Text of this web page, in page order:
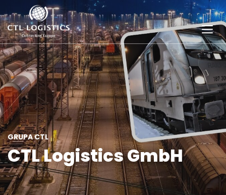
GRUPA CTL
CTL Logistics GmbH